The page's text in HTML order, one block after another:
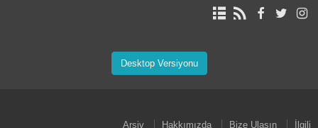
Desktop Versiyonu
Arşiv Hakkımızda Bize Ulaşın İlgili